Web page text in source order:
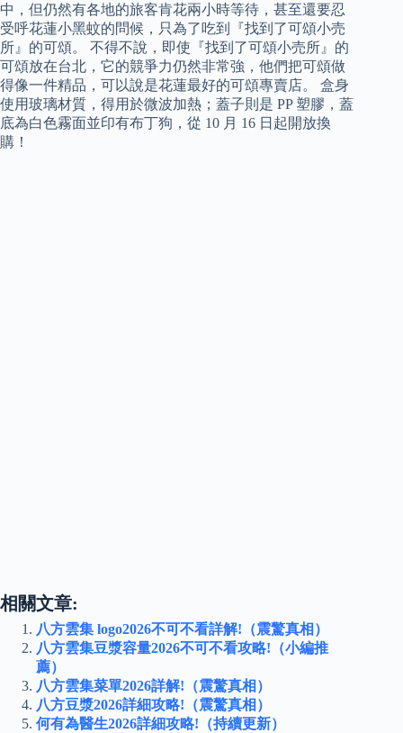
中，但仍然有各地的旅客肯花兩小時等待，甚至還要忍
受呼花蓮小黑蚊的問候，只為了吃到『找到了可頌小売
所』的可頌。 不得不說，即使『找到了可頌小売所』的
可頌放在台北，它的競爭力仍然非常強，他們把可頌做
得像一件精品，可以說是花蓮最好的可頌專賣店。 盒身
使用玻璃材質，得用於微波加熱；蓋子則是 PP 塑膠，蓋
底為白色霧面並印有布丁狗，從 10 月 16 日起開放換
購！
相關文章:
八方雲集 logo2026不可不看詳解!（震驚真相）
八方雲集豆漿容量2026不可不看攻略!（小編推
薦）
八方雲集菜單2026詳解!（震驚真相）
八方豆漿2026詳細攻略!（震驚真相）
何有為醫生2026詳細攻略!（持續更新）